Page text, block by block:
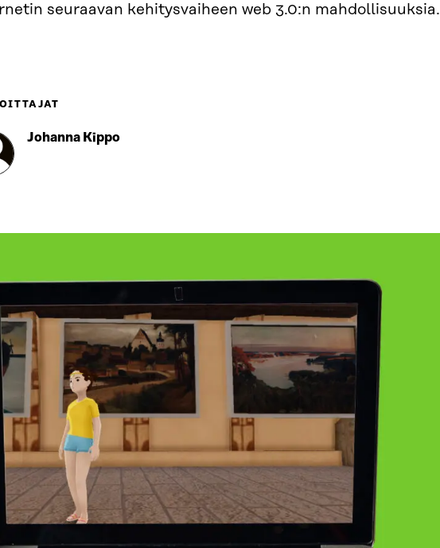
seuraavan kehitysvaiheen web 3.0:n mahdollisuuksia.
Johanna Kippo